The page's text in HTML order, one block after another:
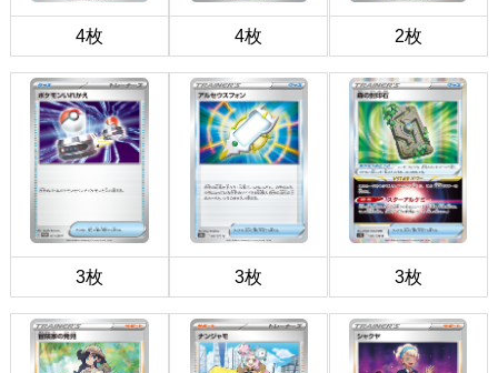
4枚 4枚 2枚
3枚 3枚 3枚